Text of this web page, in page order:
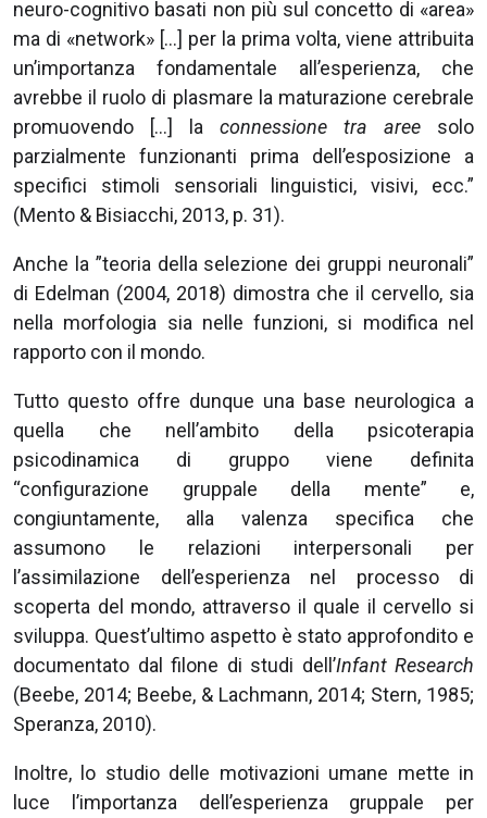
neuro-cognitivo basati non più sul concetto di «area»
ma di «network» […] per la prima volta, viene attribuita
un’importanza fondamentale all’esperienza, che
avrebbe il ruolo di plasmare la maturazione cerebrale
promuovendo […] la connessione tra aree solo
parzialmente funzionanti prima dell’esposizione a
specifici stimoli sensoriali linguistici, visivi, ecc.”
(Mento & Bisiacchi, 2013, p. 31).
Anche la ”teoria della selezione dei gruppi neuronali”
di Edelman (2004, 2018) dimostra che il cervello, sia
nella morfologia sia nelle funzioni, si modifica nel
rapporto con il mondo.
Tutto questo offre dunque una base neurologica a
quella che nell’ambito della psicoterapia
psicodinamica di gruppo viene definita
“configurazione gruppale della mente” e,
congiuntamente, alla valenza specifica che
assumono le relazioni interpersonali per
l’assimilazione dell’esperienza nel processo di
scoperta del mondo, attraverso il quale il cervello si
sviluppa. Quest’ultimo aspetto è stato approfondito e
documentato dal filone di studi dell’Infant Research
(Beebe, 2014; Beebe, & Lachmann, 2014; Stern, 1985;
Speranza, 2010).
Inoltre, lo studio delle motivazioni umane mette in
luce l’importanza dell’esperienza gruppale per